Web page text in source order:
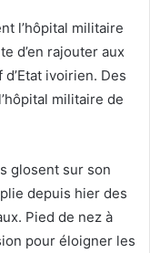
l’hôpital militaire
d’en rajouter aux
ivoirien. Des
militaire de
glosent sur son
depuis hier des
Pied de nez à
pour éloigner les